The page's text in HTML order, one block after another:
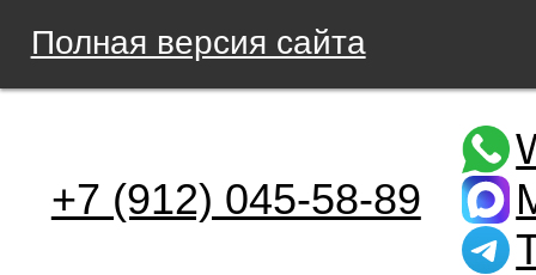
Полная версия сайта
+7 (912) 045-58-89